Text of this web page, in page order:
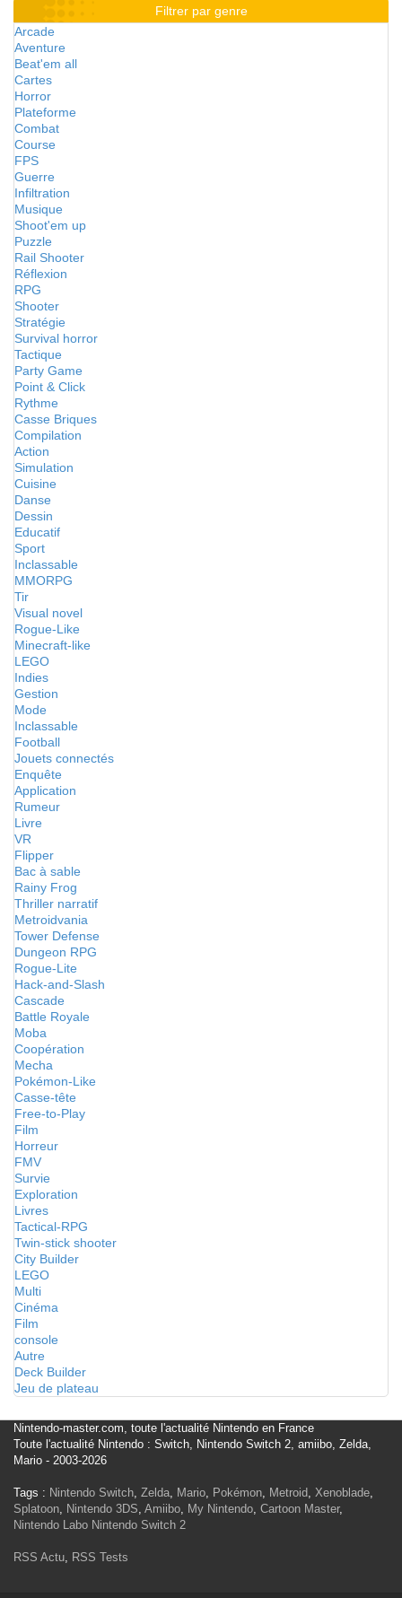
Filtrer par genre
Arcade
Aventure
Beat'em all
Cartes
Horror
Plateforme
Combat
Course
FPS
Guerre
Infiltration
Musique
Shoot'em up
Puzzle
Rail Shooter
Réflexion
RPG
Shooter
Stratégie
Survival horror
Tactique
Party Game
Point & Click
Rythme
Casse Briques
Compilation
Action
Simulation
Cuisine
Danse
Dessin
Educatif
Sport
Inclassable
MMORPG
Tir
Visual novel
Rogue-Like
Minecraft-like
LEGO
Indies
Gestion
Mode
Inclassable
Football
Jouets connectés
Enquête
Application
Rumeur
Livre
VR
Flipper
Bac à sable
Rainy Frog
Thriller narratif
Metroidvania
Tower Defense
Dungeon RPG
Rogue-Lite
Hack-and-Slash
Cascade
Battle Royale
Moba
Coopération
Mecha
Pokémon-Like
Casse-tête
Free-to-Play
Film
Horreur
FMV
Survie
Exploration
Livres
Tactical-RPG
Twin-stick shooter
City Builder
LEGO
Multi
Cinéma
Film
console
Autre
Deck Builder
Jeu de plateau
Nintendo-master.com, toute l'actualité Nintendo en France
Toute l'actualité Nintendo : Switch, Nintendo Switch 2, amiibo, Zelda,
Mario - 2003-2026
Tags : Nintendo Switch, Zelda, Mario, Pokémon, Metroid, Xenoblade,
Splatoon, Nintendo 3DS, Amiibo, My Nintendo, Cartoon Master,
Nintendo Labo Nintendo Switch 2
RSS Actu, RSS Tests